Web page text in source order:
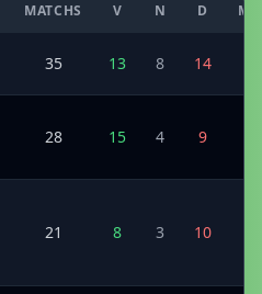
MATCHS V N D
35 13 8 14
28 15 4 9
21 8 3 10